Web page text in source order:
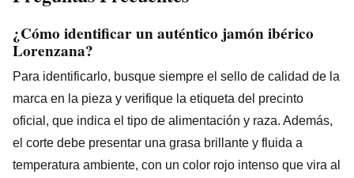
¿Cómo identificar un auténtico jamón ibérico
Lorenzana?
Para identificarlo, busque siempre el sello de calidad de la
marca en la pieza y verifique la etiqueta del precinto
oficial, que indica el tipo de alimentación y raza. Además,
el corte debe presentar una grasa brillante y fluida a
temperatura ambiente, con un color rojo intenso que vira al